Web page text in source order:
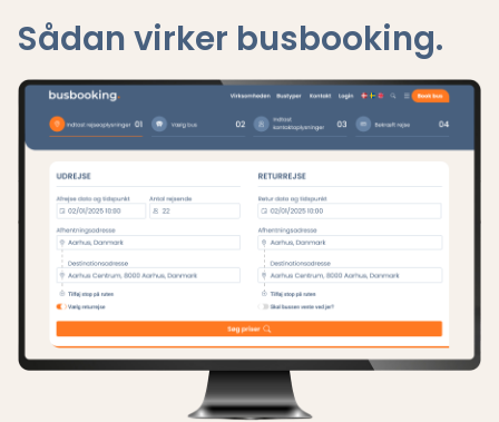
Sådan virker busbooking.